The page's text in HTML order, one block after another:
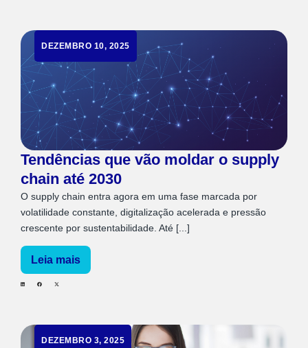
DEZEMBRO 10, 2025
Tendências que vão moldar o supply
chain até 2030
O supply chain entra agora em uma fase marcada por
volatilidade constante, digitalização acelerada e pressão
crescente por sustentabilidade. Até [...]
Leia mais
DEZEMBRO 3, 2025